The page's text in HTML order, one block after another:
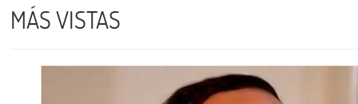
MÁS VISTAS